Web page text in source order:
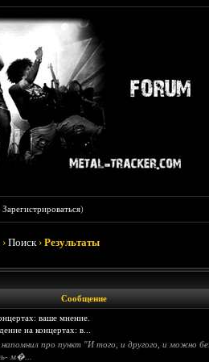
Зарегистрироваться)
›Поиск ›Результаты
Сообщение
ваше мнение.
на концертах: в...
про пункт "И того, и другого, и можно
м�...